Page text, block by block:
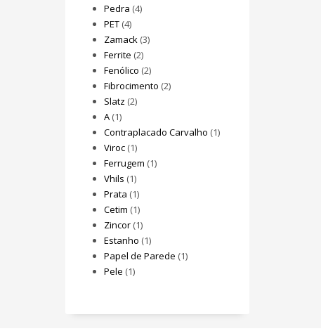
Pedra (4)
PET(4)
Zamack(3)
Ferrite (2)
Fenólico (2)
Fibrocimento (2)
Slatz (2)
A(1)
Contraplacado Carvalho (1)
Viroc(1)
Ferrugem (1)
Vhils (1)
Prata (1)
Cetim (1)
Zincor(1)
Estanho (1)
Papel de Parede (1)
Pele (1)